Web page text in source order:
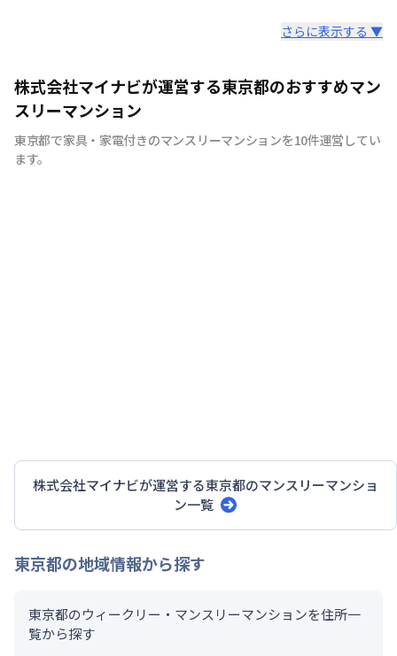
さらに表示する ▼
株式会社マイナビが運営する東京都のおすすめマン
スリーマンション
東京都で家具・家電付きのマンスリーマンションを10件運営してい
ます。
株式会社マイナビが運営する東京都のマンスリーマンショ
ン一覧
東京都の地域情報から探す
東京都のウィークリー・マンスリーマンションを住所一
覧から探す